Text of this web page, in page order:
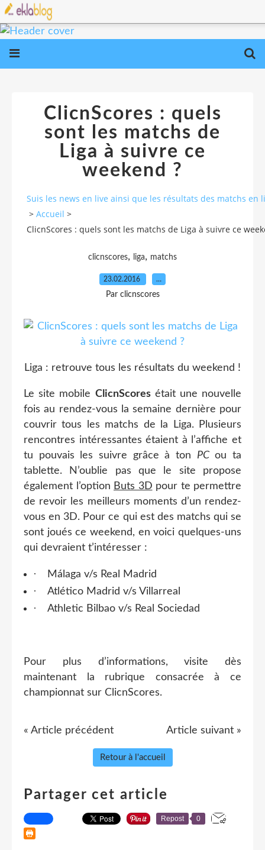
ClicnScores : quels
sont les matchs de
Liga à suivre ce
weekend ?
Suis les news en live ainsi que les résultats des matchs
> Accueil >
ClicnScores : quels sont les matchs de Liga à suivre ce
clicnscores, liga, matchs
23.02.2016 …
Par clicnscores
Liga : retrouve tous les résultats du weekend !
Le site mobile ClicnScoresétait une nouvelle
fois au rendez-vous la semaine dernière pour
couvrir tous les matchs de la Liga. Plusieurs
rencontres intéressantes étaient à l’affiche et
tu pouvais les suivre grâce à ton PCou ta
tablette. N’oublie pas que le site propose
également l’option Buts 3D pour te permettre
de revoir les meilleurs moments d’un rendez-
vous en 3D. Pour ce qui est des matchs qui se
sont joués ce weekend, en voici quelques-uns
qui devraient t’intéresser :
· Málaga v/s Real Madrid
· Atlético Madrid v/s Villarreal
· Athletic Bilbao v/s Real Sociedad
Pour plus d’informations, visite dès
maintenant la rubrique consacrée à ce
championnat sur ClicnScores.
« Article précédent Article suivant »
Retour à l'accueil
Partager cet article
Repost 0